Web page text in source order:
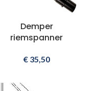
Demper
riemspanner
€35,50